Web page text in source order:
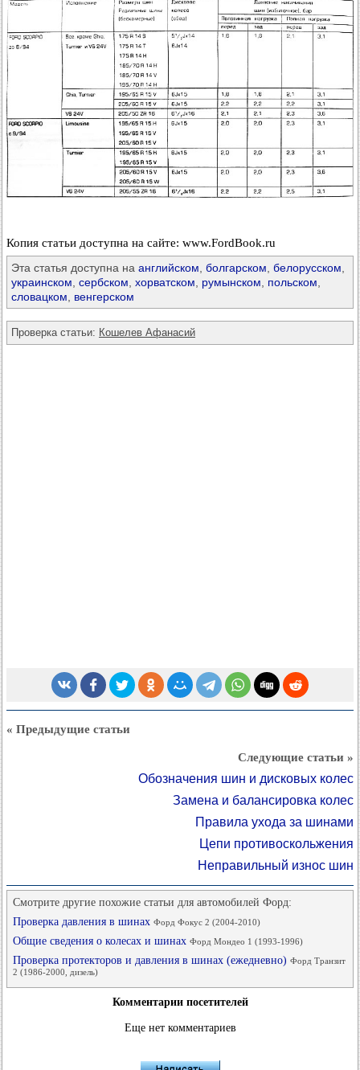
Копия статьи доступна на сайте: www.FordBook.ru
Эта статья доступна на английском, болгарском, белорусском,
украинском, сербском, хорватском, румынском, польском,
словацком, венгерском
Проверка статьи: Кошелев Афанасий
« Предыдущие статьи
Следующие статьи »
Обозначения шин и дисковых колес
Замена и балансировка колес
Правила ухода за шинами
Цепи противоскольжения
Неправильный износ шин
Смотрите другие похожие статьи для автомобилей Форд:
Проверка давления в шинах Форд Фокус 2 (2004-2010)
Общие сведения о колесах и шинах Форд Мондео 1 (1993-1996)
Проверка протекторов и давления в шинах (ежедневно) Форд Транзит
2 (1986-2000, дизель)
Комментарии посетителей
Еще нет комментариев